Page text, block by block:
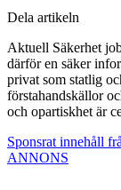
Dela artikeln
Aktuell Säkerhet
därför en säker
privat som statlig
förstahandskällor
och opartiskhet är
Sponsrat innehåll
ANNONS